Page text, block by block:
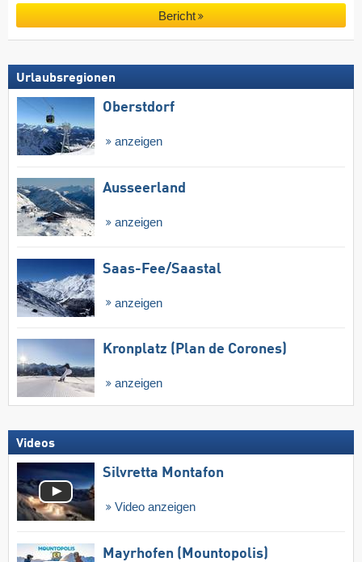
Bericht
Urlaubsregionen
Oberstdorf
anzeigen
Ausseerland
anzeigen
Saas-Fee/​Saastal
anzeigen
Kronplatz (Plan de Corones)
anzeigen
Videos
Silvretta Montafon
Video anzeigen
Mayrhofen (Mountopolis)